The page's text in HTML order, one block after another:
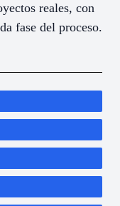
reales, con
fase del proceso.